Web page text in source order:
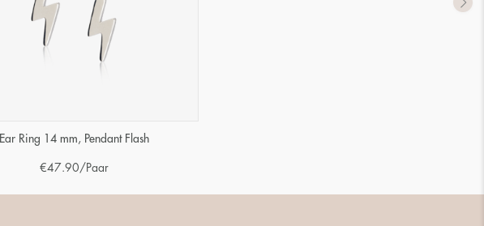
Ear Ring 14 mm, Pendant Flash
€47.90 /Paar